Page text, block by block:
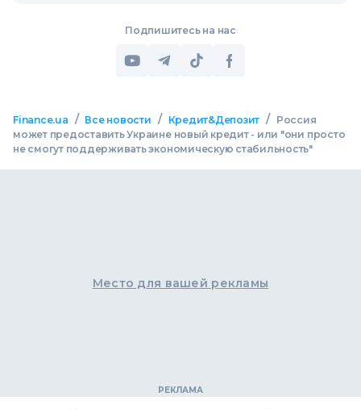
Подпишитесь на нас
Finance.ua / Все новости / Кредит&Депозит /
Россия
может предоставить Украине новый кредит - или "они просто
не смогут поддерживать экономическую стабильность"
Место для вашей рекламы